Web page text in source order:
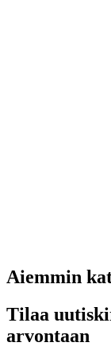
Aiemmin
Tilaa
arvontaan